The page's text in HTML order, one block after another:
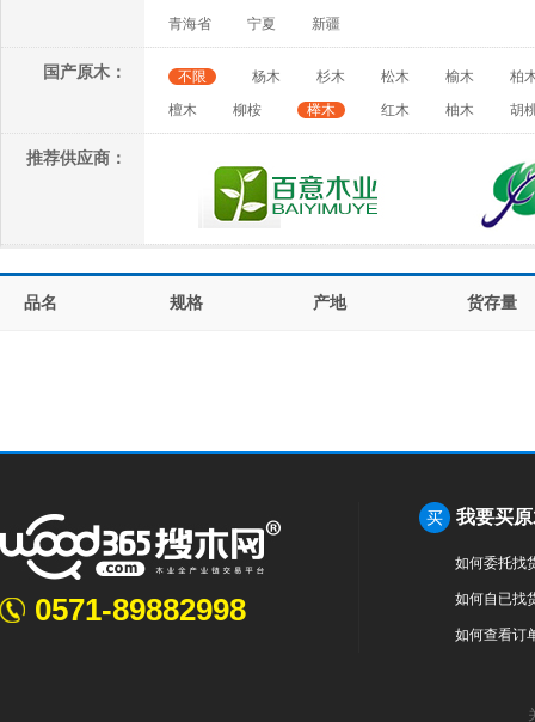
青海省
宁夏 新疆
国产原木： 不限 杨木 杉木 松木 榆木
柏
檀木
柳桉 榉木 红木 柚木 胡
推荐供应商：
品名 规格 产地 货存量
0571-89882998
买 我要买
如何委托找
如何自已找
如何查看订